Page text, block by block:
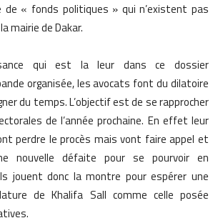
de « fonds politiques » qui n’existent pas
mairie de Dakar.
qui est la leur dans ce dossier
organisée, les avocats font du dilatoire
du temps. L’objectif est de se rapprocher
de l’année prochaine. En effet leur
perdre le procès mais vont faire appel et
nouvelle défaite pour se pourvoir en
jouent donc la montre pour espérer une
de Khalifa Sall comme celle posée